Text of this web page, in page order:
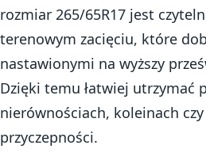
rozmiar 265/65R17 jest
terenowym zacięciu, które
nastawionymi na wyższy
Dzięki temu łatwiej utrzymać
nierównościach, koleinach
przyczepności.